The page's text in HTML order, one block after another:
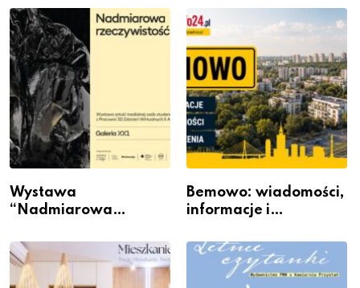
Wystawa
“Nadmiarowa
Galerii XX1
Bemowo: wiadomości,
informacje i